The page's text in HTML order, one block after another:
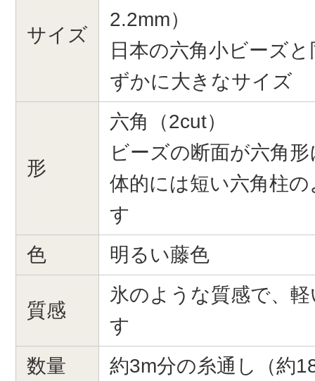
サイズ
2.2mm）
日本の六角小ビーズ
ずかに大きなサイズ
形
六角（2cut）
ビーズの断面が六角
体的には短い六角柱
す
色
明るい藤色
質感
氷のような質感で、
す
数量
約3m分の糸通し（約